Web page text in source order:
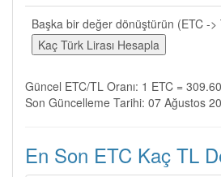
Başka bir değer dönüştürün (ETC ->
Güncel ETC/TL Oranı: 1 ETC =
Son Güncelleme Tarihi: 07 Ağustos
En Son ETC Kaç TL